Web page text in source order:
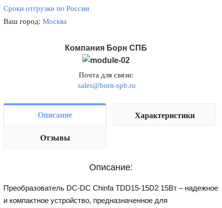
Сроки отгрузки по России
Ваш город:Москва
Компания Борн СПБ
Почта для связи:
sales@born-spb.ru
Описание Характеристики
Отзывы
Описание:
Преобразователь DC-DC Chinfa TDD15-15D2 15Вт – надежное
и компактное устройство, предназначенное для